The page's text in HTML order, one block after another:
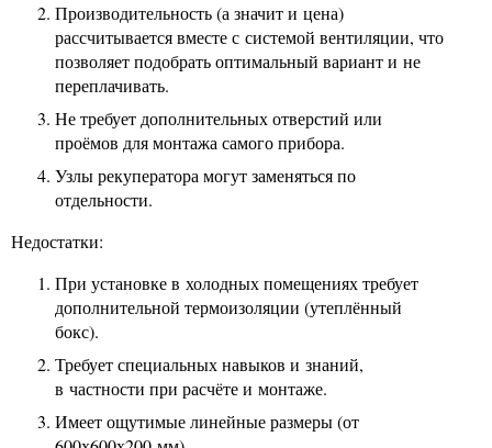
Производительность (а значит и цена)
рассчитывается вместе с системой вентиляции, что
позволяет подобрать оптимальный вариант и не
переплачивать.
Не требует дополнительных отверстий или
проёмов для монтажа самого прибора.
Узлы рекуператора могут заменяться по
отдельности.
Недостатки:
При установке в холодных помещениях требует
дополнительной термоизоляции (утеплённый
бокс).
Требует специальных навыков и знаний,
в частности при расчёте и монтаже.
Имеет ощутимые линейные размеры (от